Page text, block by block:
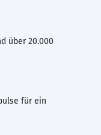
über 20.000
für ein